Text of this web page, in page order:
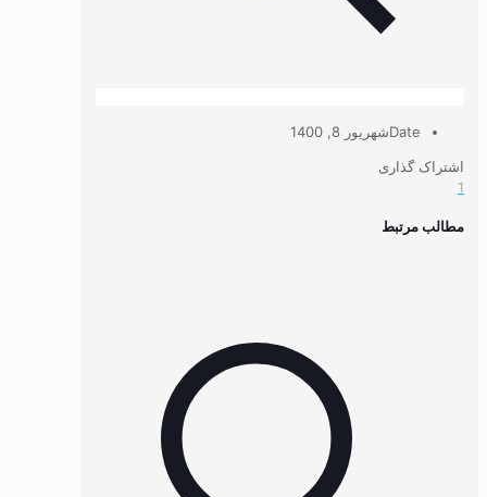
Dateشهریور 8, 1400
اشتراک گذاری
1
مطالب مرتبط